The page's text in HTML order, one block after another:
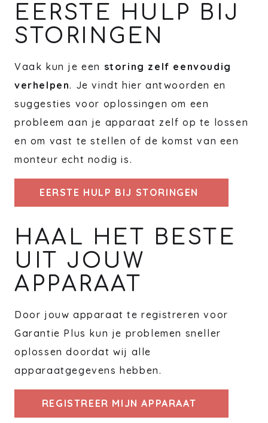
EERSTE HULP BIJ
STORINGEN
Vaak kun je een storing zelf eenvoudig
verhelpen. Je vindt hier antwoorden en
suggesties voor oplossingen om een
probleem aan je apparaat zelf op te lossen
en om vast te stellen of de komst van een
monteur echt nodig is.
EERSTE HULP BIJ STORINGEN
HAAL HET BESTE
UIT JOUW
APPARAAT
Door jouw apparaat te registreren voor
Garantie Plus kun je problemen sneller
oplossen doordat wij alle
apparaatgegevens hebben.
REGISTREER MIJN APPARAAT